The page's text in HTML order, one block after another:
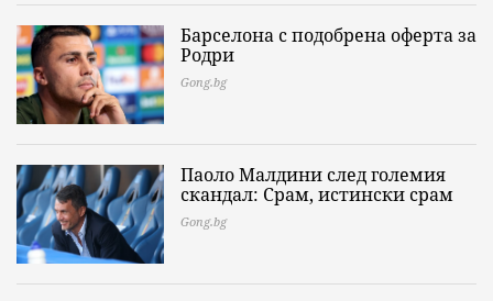
Барселона с подобрена оферта за
Родри
Gong.bg
Паоло Малдини след големия
скандал: Срам, истински срам
Gong.bg